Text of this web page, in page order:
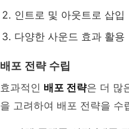
인트로 및 아웃트로 삽입
다양한 사운드 효과 활용
배포 전략 수립
효과적인 배포 전략은 더 많
을 고려하여 배포 전략을 수